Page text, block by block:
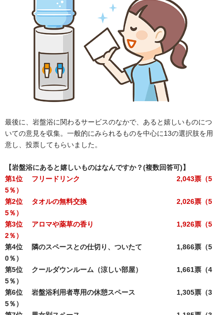
最後に、岩盤浴に関わるサービスのなかで、あると嬉しいものにつ
いての意見を収集。一般的にみられるものを中心に13の選択肢を用
意し、投票してもらいました。
【岩盤浴にあると嬉しいものはなんですか？(複数回答可)】
第1位 フリードリンク 2,043票（5
5％）
第2位 タオルの無料交換 2,026票（5
5％）
第3位 アロマや薬草の香り 1,926票（5
2％）
第4位 隣のスペースとの仕切り、ついたて 1,866票（5
0％）
第5位 クールダウンルーム（涼しい部屋） 1,661票（4
5％）
第6位 岩盤浴利用者専用の休憩スペース 1,305票（3
5％）